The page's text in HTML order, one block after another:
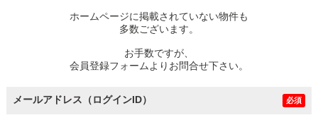
ホームページに掲載されていない物件も
多数ございます。
お手数ですが、
会員登録フォームよりお問合せ下さい。
メールアドレス（ログインID） 必須